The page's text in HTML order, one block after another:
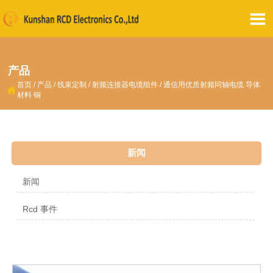

产品
 首页 / 产品 /线束定制 / 射频连接器电缆组件 /通信用优质射频同轴电缆 导体
材料 铜
新闻
新闻
Rcd 事件